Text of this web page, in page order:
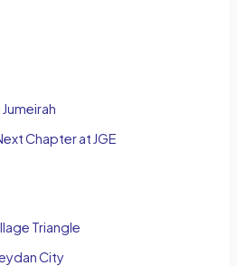
Jumeirah
Chapter at JGE
Triangle
City